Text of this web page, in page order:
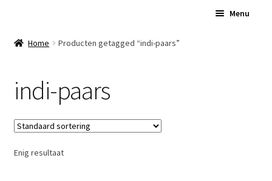
naar
de
Menu
HomeHome Producten getagged “indi-paars”
indi-paars
Enig resultaat